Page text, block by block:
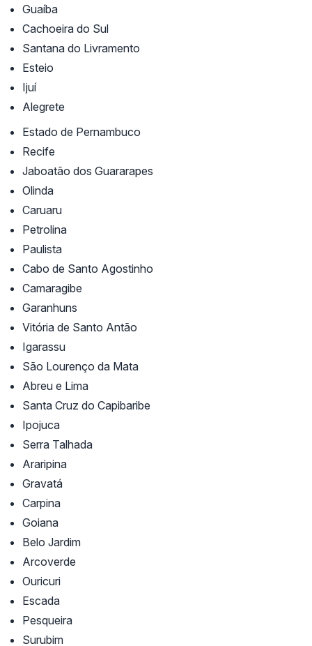
Guaíba
Cachoeira do Sul
Santana do Livramento
Esteio
Ijuí
Alegrete
Estado de Pernambuco
Recife
Jaboatão dos Guararapes
Olinda
Caruaru
Petrolina
Paulista
Cabo de Santo Agostinho
Camaragibe
Garanhuns
Vitória de Santo Antão
Igarassu
São Lourenço da Mata
Abreu e Lima
Santa Cruz do Capibaribe
Ipojuca
Serra Talhada
Araripina
Gravatá
Carpina
Goiana
Belo Jardim
Arcoverde
Ouricuri
Escada
Pesqueira
Surubim